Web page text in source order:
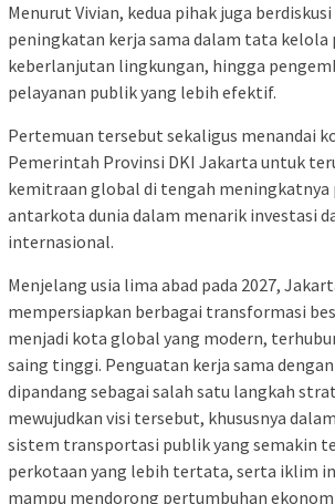
Menurut Vivian, kedua pihak juga
peningkatan kerja sama dalam tata kelola
keberlanjutan lingkungan, hingga
pelayanan publik yang lebih efektif.
Pertemuan tersebut sekaligus menandai
Pemerintah Provinsi DKI Jakarta untuk
kemitraan global di tengah meningkatnya
antarkota dunia dalam menarik investasi
internasional.
Menjelang usia lima abad pada 2027,
mempersiapkan berbagai transformasi
menjadi kota global yang modern,
saing tinggi. Penguatan kerja sama
dipandang sebagai salah satu langkah
mewujudkan visi tersebut, khususnya
sistem transportasi publik yang semakin
perkotaan yang lebih tertata, serta iklim
mampu mendorong pertumbuhan